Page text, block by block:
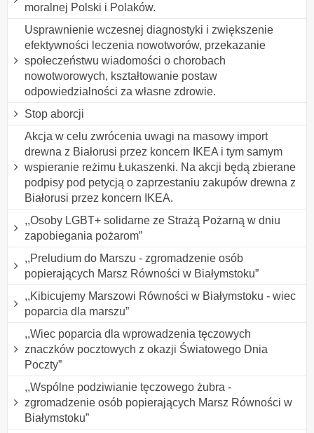
moralnej Polski i Polaków.
Usprawnienie wczesnej diagnostyki i zwiększenie
efektywności leczenia nowotworów, przekazanie
społeczeństwu wiadomości o chorobach
nowotworowych, kształtowanie postaw
odpowiedzialności za własne zdrowie.
Stop aborcji
Akcja w celu zwrócenia uwagi na masowy import
drewna z Białorusi przez koncern IKEA i tym samym
wspieranie reżimu Łukaszenki. Na akcji będą zbierane
podpisy pod petycją o zaprzestaniu zakupów drewna z
Białorusi przez koncern IKEA.
,,Osoby LGBT+ solidarne ze Strażą Pożarną w dniu
zapobiegania pożarom”
,,Preludium do Marszu - zgromadzenie osób
popierających Marsz Równości w Białymstoku”
,,Kibicujemy Marszowi Równości w Białymstoku - wiec
poparcia dla marszu”
,,Wiec poparcia dla wprowadzenia tęczowych
znaczków pocztowych z okazji Światowego Dnia
Poczty”
,,Wspólne podziwianie tęczowego żubra -
zgromadzenie osób popierających Marsz Równości w
Białymstoku”